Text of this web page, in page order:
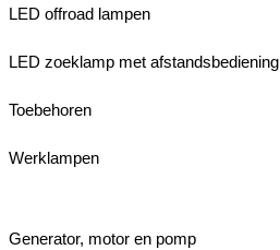
LED offroad lampen
LED zoeklamp met afstandsbediening
Toebehoren
Werklampen
Generator, motor en pomp